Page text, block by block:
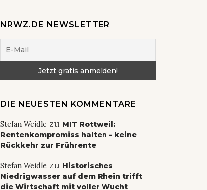
NRWZ.DE NEWSLETTER
DIE NEUESTEN KOMMENTARE
Stefan Weidle zu MIT Rottweil:
Rentenkompromiss halten – keine
Rückkehr zur Frührente
Stefan Weidle zu Historisches
Niedrigwasser auf dem Rhein trifft
die Wirtschaft mit voller Wucht